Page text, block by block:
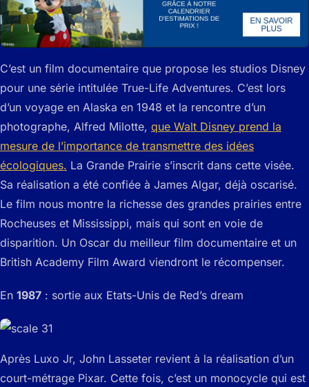
C’est un film documentaire que propose les studios Disney
pour une série intitulée True-Life Adventures. C’est lors
d’un voyage en Alaska en 1948 et la rencontre d’un
photographe, Alfred Milotte, que Walt Disney prend la
mesure de l’importance de transmettre des idées
écologiques. La Grande Prairie s’inscrit dans cette visée.
Sa réalisation a été confiée à James Algar, déjà oscarisé.
Le film nous montre la richesse des grandes prairies entre
Rocheuses et Mississippi, mais qui sont en voie de
disparition. Un Oscar du meilleur film documentaire et un
British Academy Film Award viendront le récompenser.
En 1987 : sortie aux Etats-Unis de Red’s dream
Après Luxo Jr, John Lasseter revient à la réalisation d’un
court-métrage Pixar. Cette fois, c’est un monocycle qui est